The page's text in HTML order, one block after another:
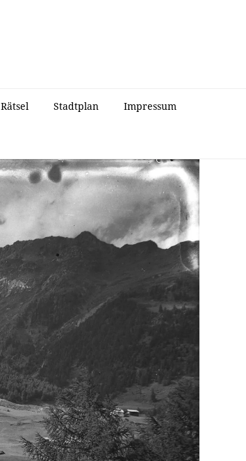
Rätsel Stadtplan Impressum